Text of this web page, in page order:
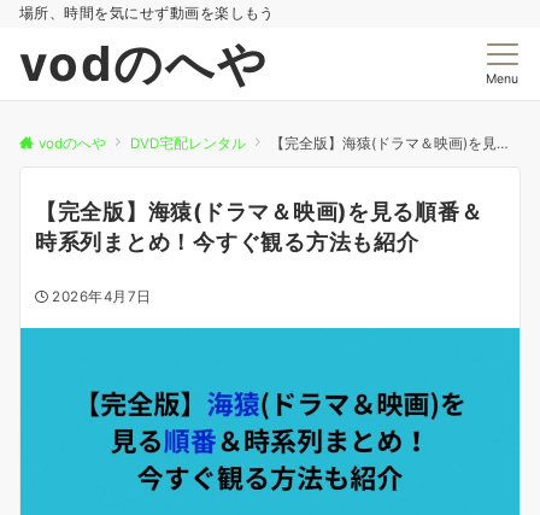
場所、時間を気にせず動画を楽しもう
vodのへや Menu
vodのへや DVD宅配レンタル 【完全版】海猿(ドラマ＆映画)を見る順番＆時系列まとめ！今すぐ観る方法も紹介
【完全版】海猿(ドラマ＆映画)を見る順番＆
時系列まとめ！今すぐ観る方法も紹介
2026年4月7日